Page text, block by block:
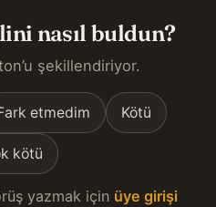
nasıl buldun?
şekillendiriyor.
etmedim Kötü
kötü
yazmak için üye girişi